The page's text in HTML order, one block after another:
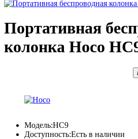
Портативная
колонка Hoco
Модель:HC9
Доступность:Есть в наличии